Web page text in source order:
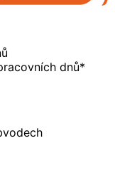
dnů*